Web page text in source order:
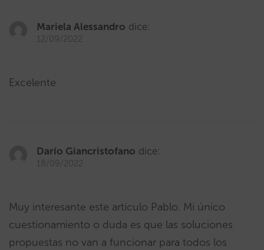
Mariela Alessandro dice:
12/09/2022
Excelente
Darío Giancristofano dice:
18/09/2022
Muy interesante este artículo Pablo. Mi único
cuestionamiento o duda es que las soluciones
propuestas no van a funcionar para todos los